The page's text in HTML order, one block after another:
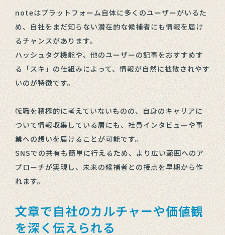
noteはプラットフォーム自体に多くのユーザーがいるた
め、自社をまだ知らない潜在的な候補者にも情報を届け
るチャンスがあります。
ハッシュタグ機能や、他のユーザーの記事をおすすめす
る「スキ」の仕組みによって、情報が自然に拡散されやす
いのが特徴です。
転職を積極的に考えていないものの、自身のキャリアに
ついて情報収集している層にも、社員インタビューや事
業への想いを届けることが可能です。
SNSでの共有も簡単に行えるため、より広い範囲へのア
プローチが実現し、未来の候補者との接点を早期から作
れます。
文章で自社のカルチャーや価値観
を深く伝えられる